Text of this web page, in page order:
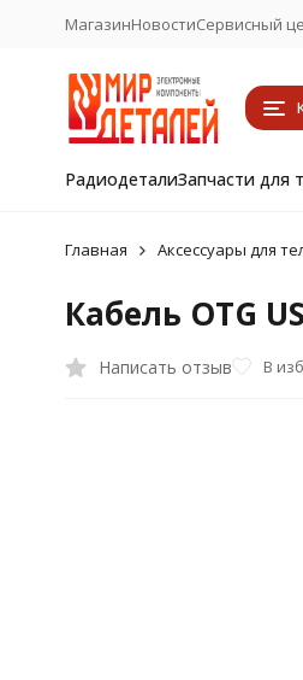
МагазинНовостиСервисный
РадиодеталиЗапчасти для
Главная Аксессуары для
Кабель OTG
Написать отзыв В